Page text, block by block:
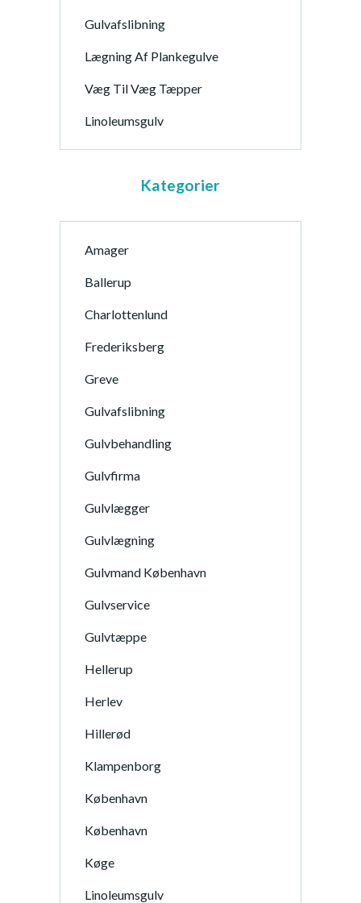
Gulvafslibning
Lægning Af Plankegulve
Væg Til Væg Tæpper
Linoleumsgulv
Kategorier
Amager
Ballerup
Charlottenlund
Frederiksberg
Greve
Gulvafslibning
Gulvbehandling
Gulvfirma
Gulvlægger
Gulvlægning
Gulvmand København
Gulvservice
Gulvtæppe
Hellerup
Herlev
Hillerød
Klampenborg
København
København
Køge
Linoleumsgulv